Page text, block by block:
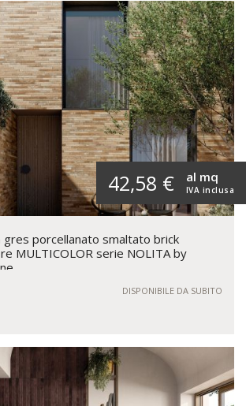
42,58 € IVA inclusa
al mq
gres porcellanato smaltato brick
MULTICOLOR serie NOLITA by
DISPONIBILE DA SUBITO